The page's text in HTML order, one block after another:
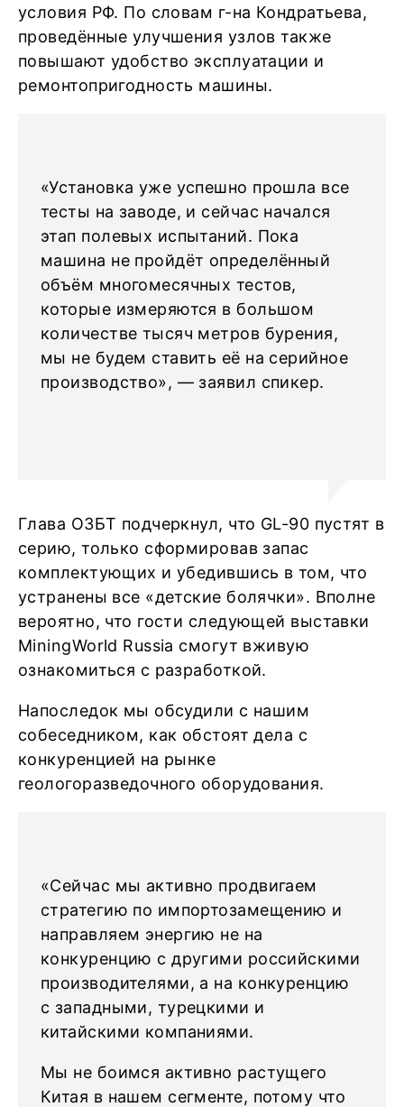
условия РФ. По словам г-на Кондратьева,
проведённые улучшения узлов также
повышают удобство эксплуатации и
ремонтопригодность машины.
«Установка уже успешно прошла все
тесты на заводе, и сейчас начался
этап полевых испытаний. Пока
машина не пройдёт определённый
объём многомесячных тестов,
которые измеряются в большом
количестве тысяч метров бурения,
мы не будем ставить её на серийное
производство», — заявил спикер.
Глава ОЗБТ подчеркнул, что GL-90 пустят в
серию, только сформировав запас
комплектующих и убедившись в том, что
устранены все «детские болячки». Вполне
вероятно, что гости следующей выставки
MiningWorld Russia смогут вживую
ознакомиться с разработкой.
Напоследок мы обсудили с нашим
собеседником, как обстоят дела с
конкуренцией на рынке
геологоразведочного оборудования.
«Сейчас мы активно продвигаем
стратегию по импортозамещению и
направляем энергию не на
конкуренцию с другими российскими
производителями, а на конкуренцию
с западными, турецкими и
китайскими компаниями.
Мы не боимся активно растущего
Китая в нашем сегменте, потому что